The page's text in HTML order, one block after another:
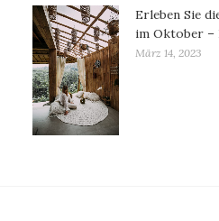
Erleben Sie
im Oktober –
März 14, 2023